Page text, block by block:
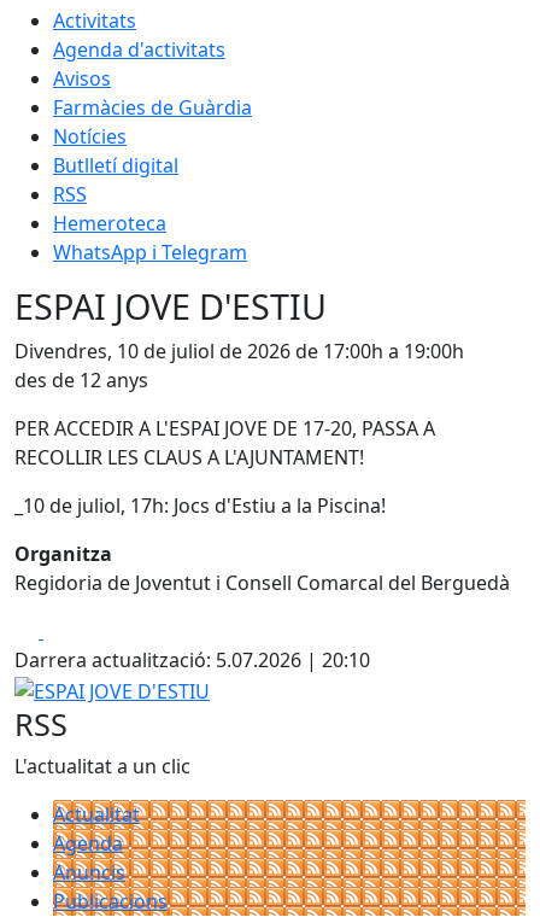
Activitats
Agenda d'activitats
Avisos
Farmàcies de Guàrdia
Notícies
Butlletí digital
RSS
Hemeroteca
WhatsApp i Telegram
ESPAI JOVE D'ESTIU
Divendres, 10 de juliol de 2026 de 17:00h a 19:00h
des de 12 anys
PER ACCEDIR A L'ESPAI JOVE DE 17-20, PASSA A
RECOLLIR LES CLAUS A L'AJUNTAMENT!
_10 de juliol, 17h: Jocs d'Estiu a la Piscina!
Organitza
Regidoria de Joventut i Consell Comarcal del Berguedà
Darrera actualització: 5.07.2026 | 20:10
ESPAI JOVE D'ESTIU
RSS
L'actualitat a un clic
Actualitat
Agenda
Anuncis
Publicacions